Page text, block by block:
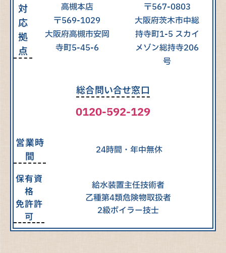
対
応
拠
点
高槻本店
〒569-1029
大阪府高槻市安岡
寺町5-45-6
〒567-0803
大阪府茨木市中総
持寺町1-5 スカイ
メゾン総持寺206
号
総合問い合せ窓口
0120-592-129
営業時
間
24時間・年中無休
保有資
格
免許許
可
給水装置主任技術者
乙種第4類危険物取扱者
2級ボイラー技士